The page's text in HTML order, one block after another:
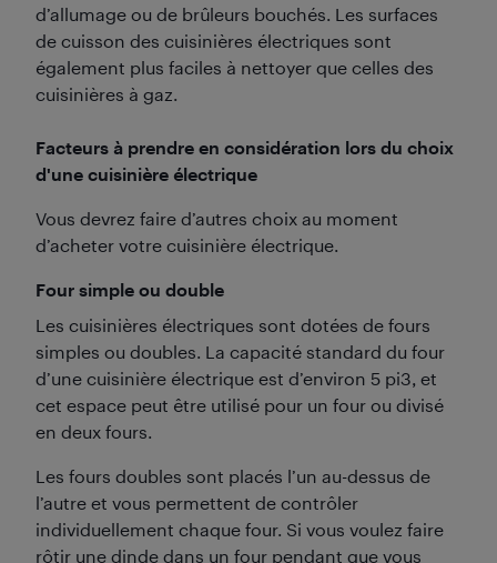
d’allumage ou de brûleurs bouchés. Les surfaces
de cuisson des cuisinières électriques sont
également plus faciles à nettoyer que celles des
cuisinières à gaz.
Facteurs à prendre en considération lors du choix
d'une cuisinière électrique
Vous devrez faire d’autres choix au moment
d’acheter votre cuisinière électrique.
Four simple ou double
Les cuisinières électriques sont dotées de fours
simples ou doubles. La capacité standard du four
d’une cuisinière électrique est d’environ 5 pi3, et
cet espace peut être utilisé pour un four ou divisé
en deux fours.
Les fours doubles sont placés l’un au-dessus de
l’autre et vous permettent de contrôler
individuellement chaque four. Si vous voulez faire
rôtir une dinde dans un four pendant que vous